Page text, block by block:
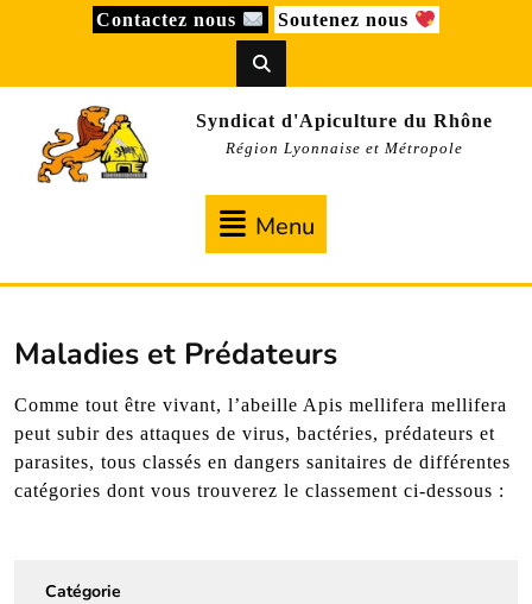
Contactez nous Soutenez nous
Syndicat d'Apiculture du Rhône
Région Lyonnaise et Métropole
Menu
Maladies et Prédateurs
Comme tout être vivant, l’abeille Apis mellifera mellifera
peut subir des attaques de virus, bactéries, prédateurs et
parasites, tous classés en dangers sanitaires de différentes
catégories dont vous trouverez le classement ci-dessous :
Catégorie